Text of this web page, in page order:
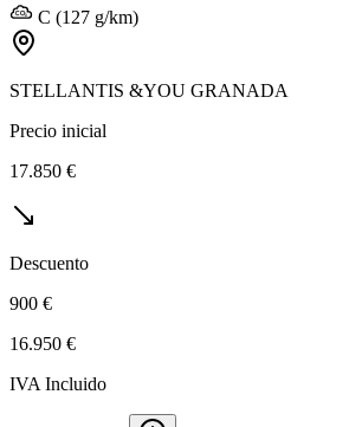
C (127 g/km)
STELLANTIS &YOU GRANADA
Precio inicial
17.850 €
Descuento
900 €
16.950 €
IVA Incluido